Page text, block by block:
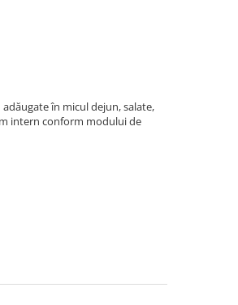
în micul dejun, salate,
intern conform modului de